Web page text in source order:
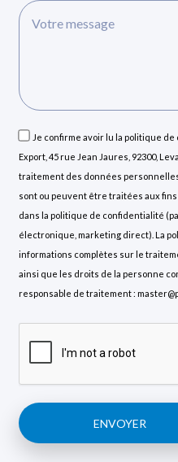
Je confirme avoir lu la politique
Export, 45 rue Jean Jaures, 92300,
traitement des données
sont ou peuvent être traitées aux
dans la politique de confidentialité
électronique, marketing direct). La
informations complètes sur le
ainsi que les droits de la personne
responsable de traitement :
ENVOYER